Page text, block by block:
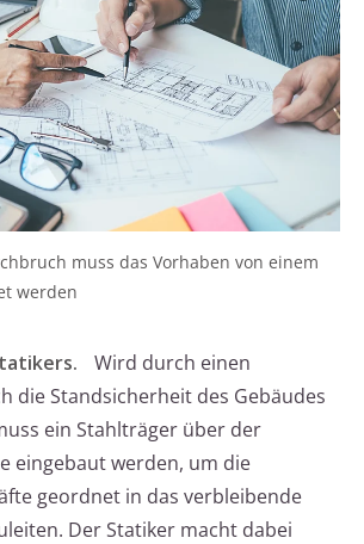
muss das Vorhaben von einem
werden
Wird durch einen
die Standsicherheit des Gebäudes
ein Stahlträger über der
eingebaut werden, um die
geordnet in das verbleibende
Der Statiker macht dabei